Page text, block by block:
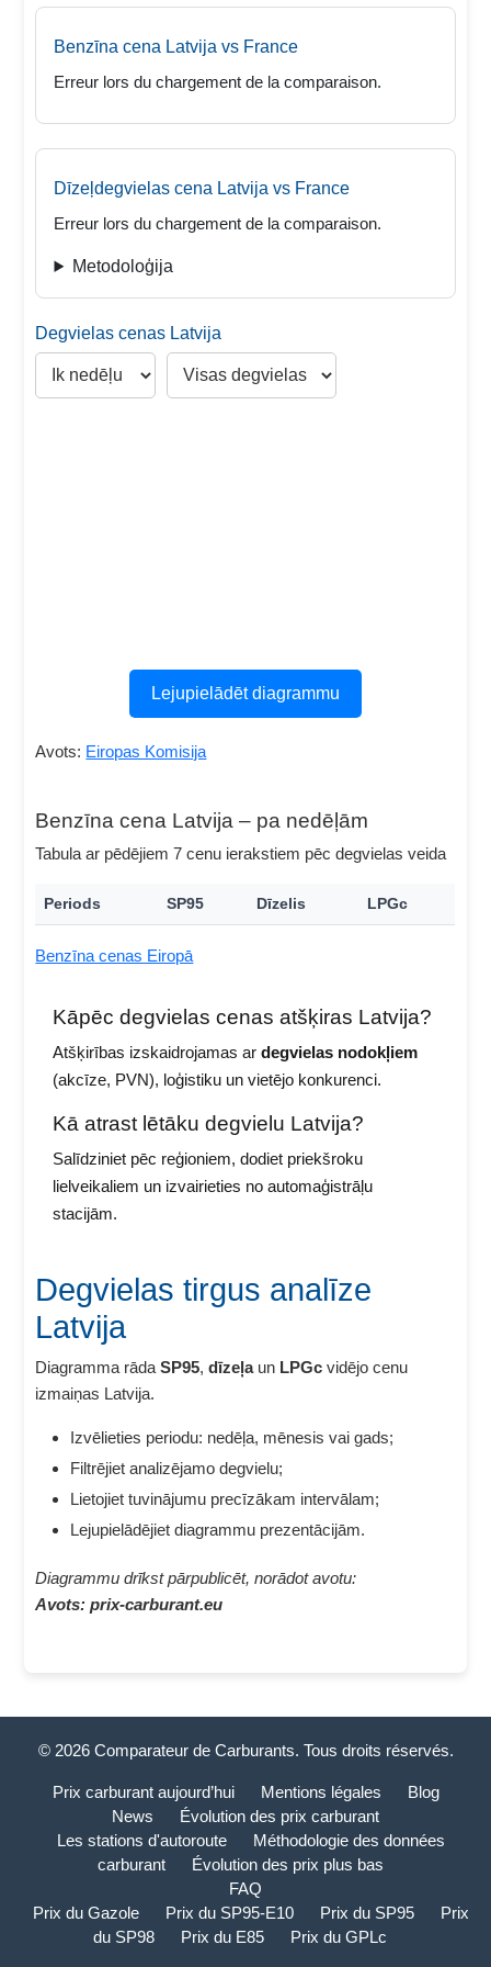
Benzīna cena Latvija vs France
Erreur lors du chargement de la comparaison.
Dīzeļdegvielas cena Latvija vs France
Erreur lors du chargement de la comparaison.
Metodoloģija
Degvielas cenas Latvija
Lejupielādēt diagrammu
Avots: Eiropas Komisija
Benzīna cena Latvija – pa nedēļām
Tabula ar pēdējiem 7 cenu ierakstiem pēc degvielas veida
Periods SP95 Dīzelis LPGc
Benzīna cenas Eiropā
Kāpēc degvielas cenas atšķiras Latvija?
Atšķirības izskaidrojamas ardegvielas nodokļiem
(akcīze, PVN), loģistiku un vietējo konkurenci.
Kā atrast lētāku degvielu Latvija?
Salīdziniet pēc reģioniem, dodiet priekšroku
lielveikaliem un izvairieties no automaģistrāļu
stacijām.
Degvielas tirgus analīze
Latvija
Diagramma rādaSP95,dīzeļaun LPGc vidējo cenu
izmaiņas Latvija.
Izvēlieties periodu: nedēļa, mēnesis vai gads;
Filtrējiet analizējamo degvielu;
Lietojiet tuvinājumu precīzākam intervālam;
Lejupielādējiet diagrammu prezentācijām.
Diagrammu drīkst pārpublicēt, norādot avotu:
Avots: prix-carburant.eu
© 2026 Comparateur de Carburants. Tous droits réservés.
Prix carburant aujourd’hui Mentions légales
Blog
News
Évolution des prix carburant
Les stations d'autoroute
Méthodologie des données
carburant
Évolution des prix plus bas
FAQ
Prix du Gazole
Prix du SP95-E10 Prix du SP95
Prix
du SP98
Prix du E85 Prix du GPLc